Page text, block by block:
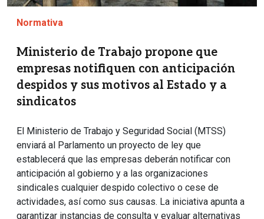
Normativa
Ministerio de Trabajo propone que
empresas notifiquen con anticipación
despidos y sus motivos al Estado y a
sindicatos
El Ministerio de Trabajo y Seguridad Social (MTSS)
enviará al Parlamento un proyecto de ley que
establecerá que las empresas deberán notificar con
anticipación al gobierno y a las organizaciones
sindicales cualquier despido colectivo o cese de
actividades, así como sus causas. La iniciativa apunta a
garantizar instancias de consulta y evaluar alternativas